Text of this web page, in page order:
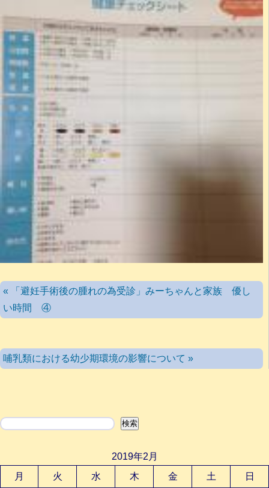
« 「避妊手術後の腫れの為受診」みーちゃんと家族 優し
い時間 ④
哺乳類における幼少期環境の影響について »
検索 検索
2019年2月
月
火 水 木 金 土 日